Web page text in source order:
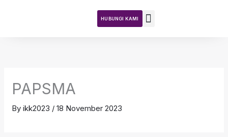
HUBUNGI KAMI
PAPSMA
Byikk2023 /18 November 2023